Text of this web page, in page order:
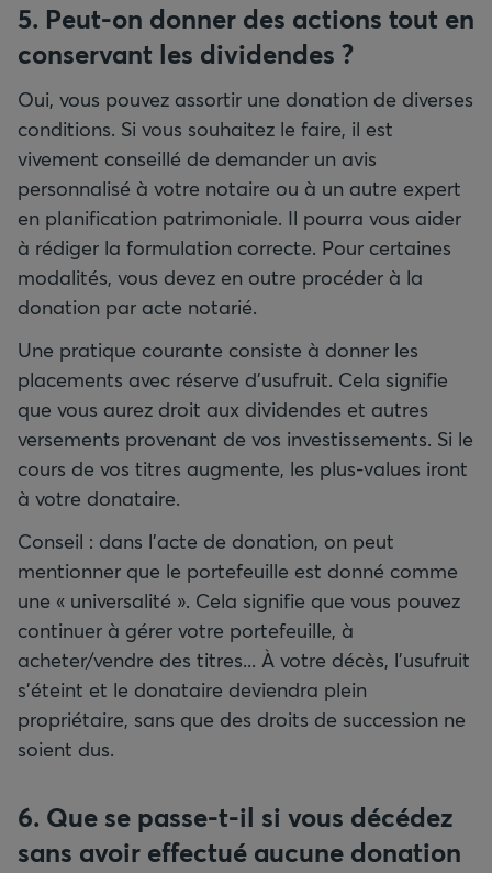
5. Peut-on donner des actions tout en
conservant les dividendes ?
Oui, vous pouvez assortir une donation de diverses
conditions. Si vous souhaitez le faire, il est
vivement conseillé de demander un avis
personnalisé à votre notaire ou à un autre expert
en planification patrimoniale. Il pourra vous aider
à rédiger la formulation correcte. Pour certaines
modalités, vous devez en outre procéder à la
donation par acte notarié.
Une pratique courante consiste à donner les
placements avec réserve d’usufruit. Cela signifie
que vous aurez droit aux dividendes et autres
versements provenant de vos investissements. Si le
cours de vos titres augmente, les plus-values iront
à votre donataire.
Conseil : dans l’acte de donation, on peut
mentionner que le portefeuille est donné comme
une « universalité ». Cela signifie que vous pouvez
continuer à gérer votre portefeuille, à
acheter/vendre des titres... À votre décès, l’usufruit
s’éteint et le donataire deviendra plein
propriétaire, sans que des droits de succession ne
soient dus.
6. Que se passe-t-il si vous décédez
sans avoir effectué aucune donation